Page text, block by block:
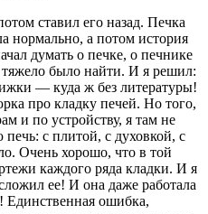
ставил его назад. Печка
нормально, а потом история
думать о печке, о печнике
тяжело было найти. И я решил:
— куда ж без литературы!
про кладку печей. Но того,
и по устройству, я там не
с плитой, с духовкой, с
Очень хорошо, что в той
каждого ряда кладки. И я
ее! И она даже работала
Единственная ошибка,